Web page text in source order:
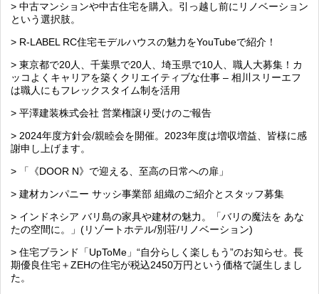
> 中古マンションや中古住宅を購入。引っ越し前にリノベーション
という選択肢。
> R-LABEL RC住宅モデルハウスの魅力をYouTubeで紹介！
> 東京都で20人、千葉県で20人、埼玉県で10人、職人大募集！カ
ッコよくキャリアを築くクリエイティブな仕事 – 相川スリーエフ
は職人にもフレックスタイム制を活用
> 平澤建装株式会社 営業権譲り受けのご報告
> 2024年度方針会/親睦会を開催。2023年度は増収増益、皆様に感
謝申し上げます。
> 「《DOOR N》で迎える、至高の日常への扉」
> 建材カンパニー サッシ事業部 組織のご紹介とスタッフ募集
> インドネシア バリ島の家具や建材の魅力。「バリの魔法を あな
たの空間に。」(リゾートホテル/別荘/リノベーション)
> 住宅ブランド「UpToMe」“自分らしく楽しもう”のお知らせ。長
期優良住宅＋ZEHの住宅が税込2450万円という価格で誕生しまし
た。